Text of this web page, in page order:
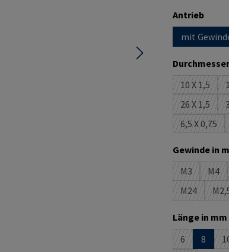
Antrieb
mit
10 X 1,5
(Diese
26 X 1,5
(Diese
6,5 X 0,75
(Diese
Gewinde in
M3
(Diese
M4
M24
(Diese
Länge in mm
6
(Diese
8